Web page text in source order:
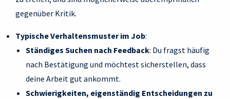
gegenüber Kritik.
Typische Verhaltensmuster im Job:
Ständiges Suchen nach Feedback: Du fragst häufig
nach Bestätigung und möchtest sicherstellen, dass
deine Arbeit gut ankommt.
Schwierigkeiten, eigenständig Entscheidungen zu